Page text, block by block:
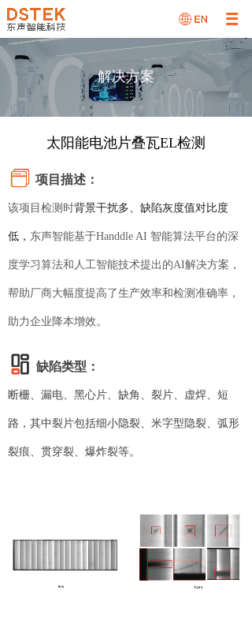
解决方案
太阳能电池片叠瓦EL检测
项 目描述：
该项目检测时背景干扰多、缺陷灰度值对比度
低， 东声智能基于Handdle AI 智能算法平台的深
度学习算法和人工智能技术提出的AI解决方案，
帮助厂商大幅度提高了生产效率和检测准确率，
助力企业降本增效。
缺陷类型：
断栅、漏电、黑心片、缺角、裂片、虚焊、短
路，其中裂片包括细小隐裂、米字型隐裂、弧形
裂痕、贯穿裂、爆炸裂等。